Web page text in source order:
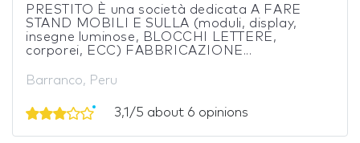
PRESTITO È una società dedicata A FARE
STAND MOBILI E SULLA (moduli, display,
insegne luminose, BLOCCHI LETTERE,
corporei, ECC) FABBRICAZIONE...
Barranco, Peru
3,1/5 about 6 opinions